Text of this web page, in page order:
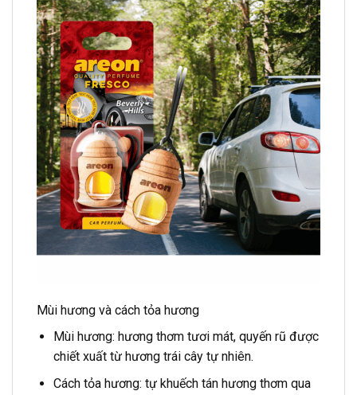
Mùi hương và cách tỏa hương
Mùi hương: hương thơm tươi mát, quyến rũ được
chiết xuất từ hương trái cây tự nhiên.
Cách tỏa hương: tự khuếch tán hương thơm qua